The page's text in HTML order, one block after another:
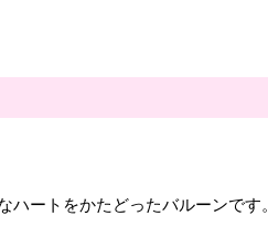
ートをかたどったバルーンです。